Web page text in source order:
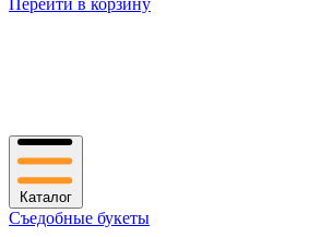
Перейти в корзину
Каталог
Съедобные букеты